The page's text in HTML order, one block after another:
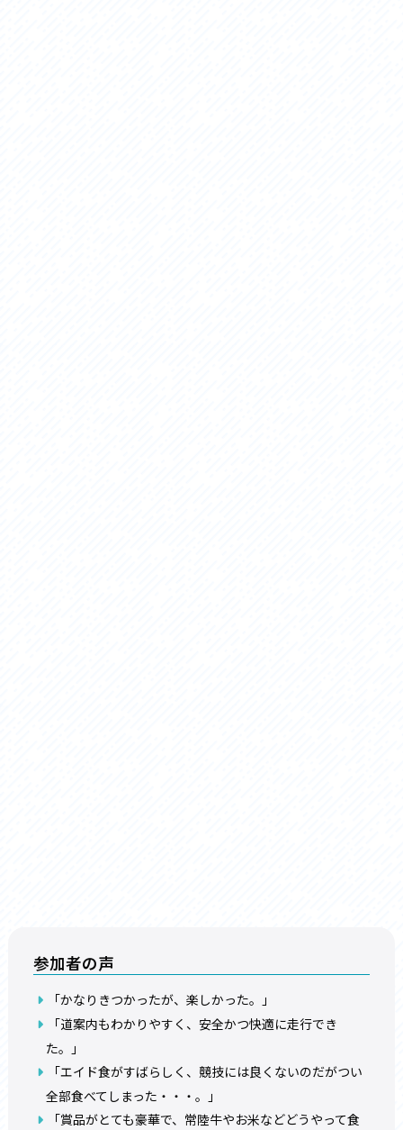
参加者の声
「かなりきつかったが、楽しかった。」
「道案内もわかりやすく、安全かつ快適に走行でき
た。」
「エイド食がすばらしく、競技には良くないのだがつい
全部食べてしまった・・・。
」
「賞品がとても豪華で、常陸牛やお米などどうやって食